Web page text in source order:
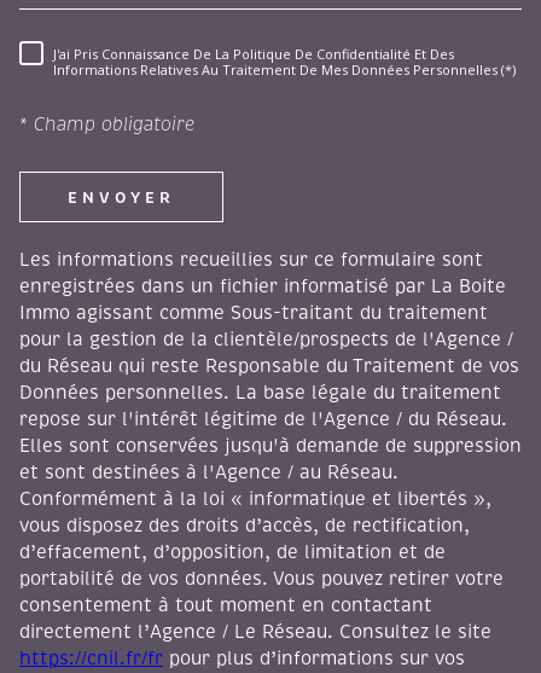
RÈGLEMENTATION
J'ai Pris Connaissance De La Politique De Confidentialité Et Des
Informations Relatives Au Traitement De Mes Données Personnelles (*)
* Champ obligatoire
ENVOYER
Les informations recueillies sur ce formulaire sont
enregistrées dans un fichier informatisé par La Boite
Immo agissant comme Sous-traitant du traitement
pour la gestion de la clientèle/prospects de l'Agence /
du Réseau qui reste Responsable du Traitement de vos
Données personnelles. La base légale du traitement
repose sur l'intérêt légitime de l'Agence / du Réseau.
Elles sont conservées jusqu'à demande de suppression
et sont destinées à l'Agence / au Réseau.
Conformément à la loi « informatique et libertés »,
vous disposez des droits d’accès, de rectification,
d’effacement, d’opposition, de limitation et de
portabilité de vos données. Vous pouvez retirer votre
consentement à tout moment en contactant
directement l’Agence / Le Réseau. Consultez le site
https://cnil.fr/fr pour plus d’informations sur vos